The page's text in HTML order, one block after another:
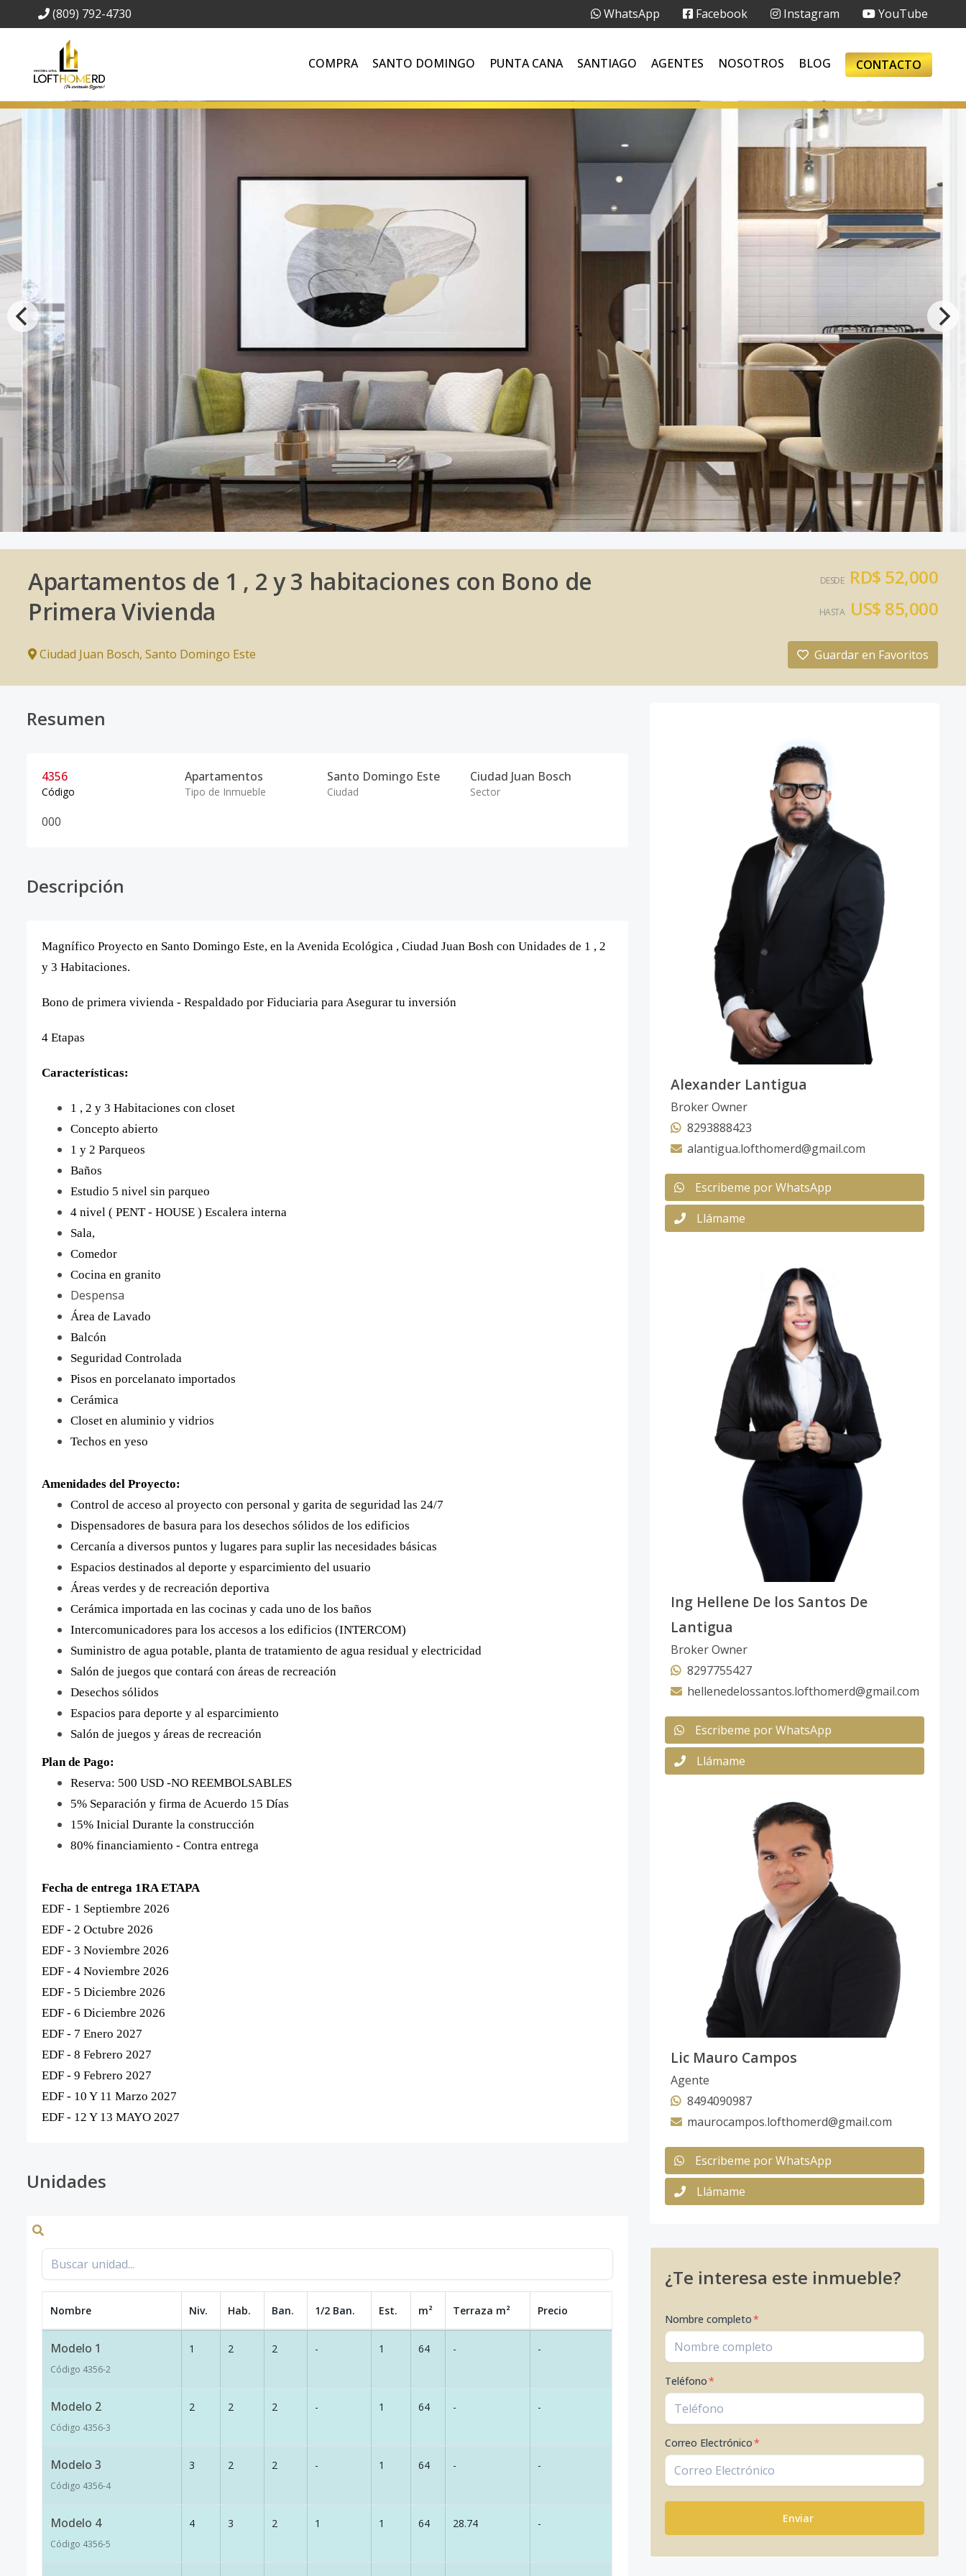
(809) 792-4730 WhatsApp Facebook Instagram YouTube
COMPRA SANTO DOMINGO PUNTA CANA SANTIAGO AGENTES NOSOTROS BLOG CONTACTO
Apartamentos de 1 , 2 y 3 habitaciones con Bono de
Primera Vivienda
Ciudad Juan Bosch, Santo Domingo Este
DESDE RD$ 52,000
HASTA US$ 85,000
Guardar en Favoritos
Resumen
4356
Código
Apartamentos
Tipo de Inmueble
Santo Domingo Este
Ciudad
Ciudad Juan Bosch
Sector
000
Descripción
Magnífico Proyecto en Santo Domingo Este, en la Avenida Ecológica , Ciudad Juan Bosh con Unidades de 1 , 2
y 3 Habitaciones.
Bono de primera vivienda - Respaldado por Fiduciaria para Asegurar tu inversión
4 Etapas
Características:
1 , 2 y 3 Habitaciones con closet
Concepto abierto
1 y 2 Parqueos
Baños
Estudio 5 nivel sin parqueo
4 nivel ( PENT - HOUSE ) Escalera interna
Sala,
Comedor
Cocina en granito
Despensa
Área de Lavado
Balcón
Seguridad Controlada
Pisos en porcelanato importados
Cerámica
Closet en aluminio y vidrios
Techos en yeso
Amenidades del Proyecto:
Control de acceso al proyecto con personal y garita de seguridad las 24/7
Dispensadores de basura para los desechos sólidos de los edificios
Cercanía a diversos puntos y lugares para suplir las necesidades básicas
Espacios destinados al deporte y esparcimiento del usuario
Áreas verdes y de recreación deportiva
Cerámica importada en las cocinas y cada uno de los baños
Intercomunicadores para los accesos a los edificios (INTERCOM)
Suministro de agua potable, planta de tratamiento de agua residual y electricidad
Salón de juegos que contará con áreas de recreación
Desechos sólidos
Espacios para deporte y al esparcimiento
Salón de juegos y áreas de recreación
Plan de Pago:
Reserva: 500 USD -NO REEMBOLSABLES
5% Separación y firma de Acuerdo 15 Días
15% Inicial Durante la construcción
80% financiamiento - Contra entrega
Fecha de entrega 1RA ETAPA
EDF - 1 Septiembre 2026
EDF - 2 Octubre 2026
EDF - 3 Noviembre 2026
EDF - 4 Noviembre 2026
EDF - 5 Diciembre 2026
EDF - 6 Diciembre 2026
EDF - 7 Enero 2027
EDF - 8 Febrero 2027
EDF - 9 Febrero 2027
EDF - 10 Y 11 Marzo 2027
EDF - 12 Y 13 MAYO 2027
Unidades
Nombre Niv. Hab. Ban. 1/2 Ban. Est. m² Terraza m² Precio
Modelo 1
Código 4356-2
1 2 2 - 1 64 - -
Modelo 2
Código 4356-3
2 2 2 - 1 64 - -
Modelo 3
Código 4356-4
3 2 2 - 1 64 - -
Modelo 4
Código 4356-5
4 3 2 1 1 64 28.74 -
Alexander Lantigua
Broker Owner
8293888423
alantigua.lofthomerd@gmail.com
Escribeme por WhatsApp
Llámame
Ing Hellene De los Santos De
Lantigua
Broker Owner
8297755427
hellenedelossantos.lofthomerd@gmail.com
Escribeme por WhatsApp
Llámame
Lic Mauro Campos
Agente
8494090987
maurocampos.lofthomerd@gmail.com
Escribeme por WhatsApp
Llámame
¿Te interesa este inmueble?
Nombre completo*
Teléfono*
Correo Electrónico*
Enviar